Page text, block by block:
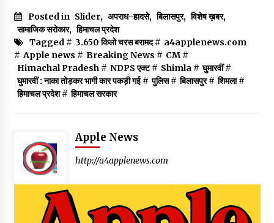
Posted in Slider, अपराध-हादसे, बिलासपुर, विशेष ख़बर,
सामाजिक सरोकार, हिमाचल प्रदेश
Tagged # 3.650 किलो चरस बरामद# a4applenews.com
# Apple news # Breaking News # CM#
Himachal Pradesh # NDPS एक्ट# Shimla# घुमारवीं#
घुमारवीं : नाका तोड़कर भागी कार पकड़ी गई# पुलिस# बिलासपुर# शिमला#
हिमाचल प्रदेश# हिमाचल सरकार
Apple News
http://a4applenews.com